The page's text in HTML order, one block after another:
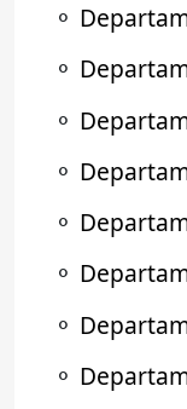
⚬
⚬
⚬
⚬
⚬
⚬
⚬
⚬